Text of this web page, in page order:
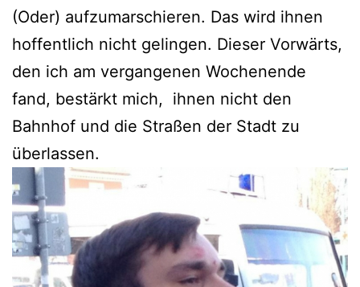
(Oder) aufzumarschieren. Das wird ihnen
hoffentlich nicht gelingen. Dieser Vorwärts,
den ich am vergangenen Wochenende
fand, bestärkt mich, ihnen nicht den
Bahnhof und die Straßen der Stadt zu
überlassen.